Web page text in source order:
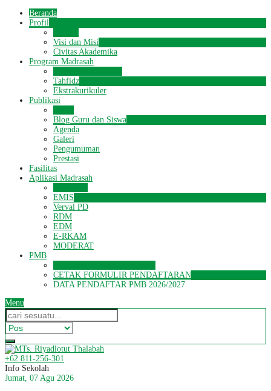
Beranda
Profil
Visi dan Misi
Civitas Akademika
Program Madrasah
Tahfidz
Ekstrakurikuler
Publikasi
Blog Guru dan Siswa
Agenda
Galeri
Pengumuman
Prestasi
Fasilitas
Aplikasi Madrasah
EMIS
Verval PD
RDM
EDM
E-RKAM
MODERAT
PMB
CETAK FORMULIR PENDAFTARAN
DATA PENDAFTAR PMB 2026/2027
Menu
+62 811-256-301
Info Sekolah
Jumat, 07 Agu 2026